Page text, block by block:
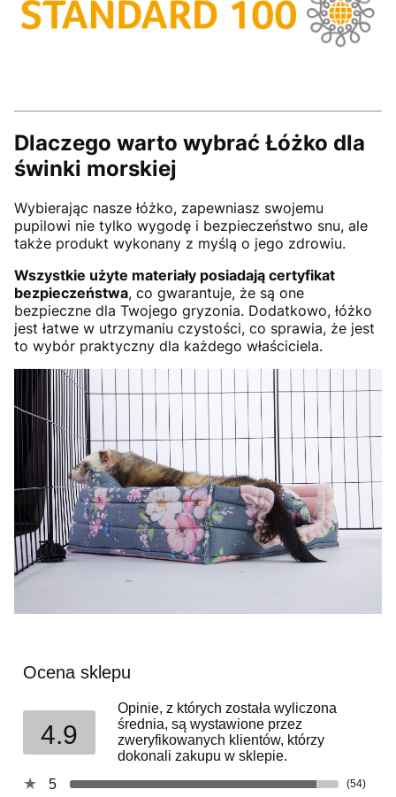
Dlaczego warto wybrać Łóżko dla
świnki morskiej
Wybierając nasze łóżko, zapewniasz swojemu
pupilowi nie tylko wygodę i bezpieczeństwo snu, ale
także produkt wykonany z myślą o jego zdrowiu.
Wszystkie użyte materiały posiadają certyfikat
bezpieczeństwa, co gwarantuje, że są one
bezpieczne dla Twojego gryzonia. Dodatkowo, łóżko
jest łatwe w utrzymaniu czystości, co sprawia, że jest
to wybór praktyczny dla każdego właściciela.
Ocena sklepu
4.9
Opinie, z których została wyliczona
średnia, są wystawione przez
zweryfikowanych klientów, którzy
dokonali zakupu w sklepie.
5
(54)